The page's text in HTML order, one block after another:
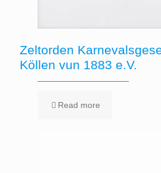
Zeltorden
Köllen vun 1883 e.V.
Read more